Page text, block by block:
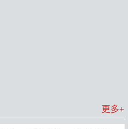
更多+